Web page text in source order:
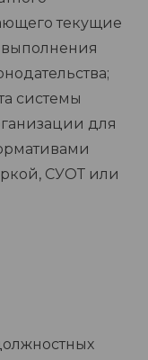
текущие
выполнения
системы
для
СУОТ или